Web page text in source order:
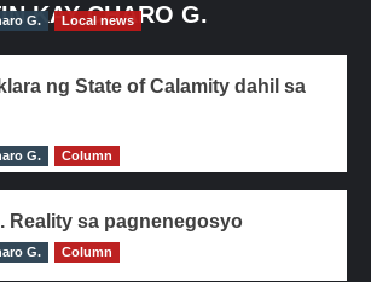
KAY CHARO G.
G. Local news
ng State of Calamity dahil sa
G.
Column
Reality sa pagnenegosyo
G. Column